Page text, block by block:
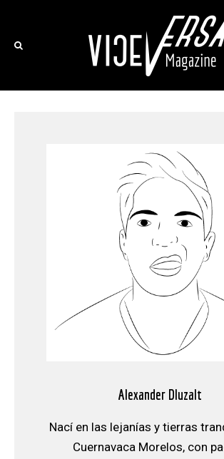
Alexander Dluzalt
Nací en las lejanías y tierras tranquilas de
Cuernavaca Morelos, con